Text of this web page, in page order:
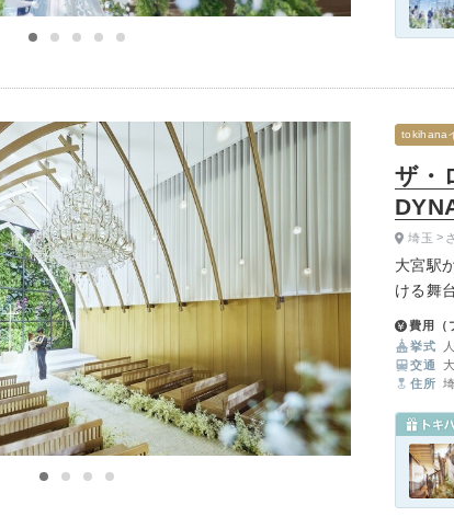
ザ・
tokihana
大宮駅
ける舞
落ち着
や出雲
など、
埼玉
費用（
挙式
交通
住所